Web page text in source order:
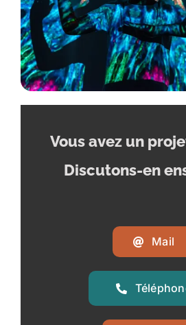
Vous avez un
Discutons-en
Mail